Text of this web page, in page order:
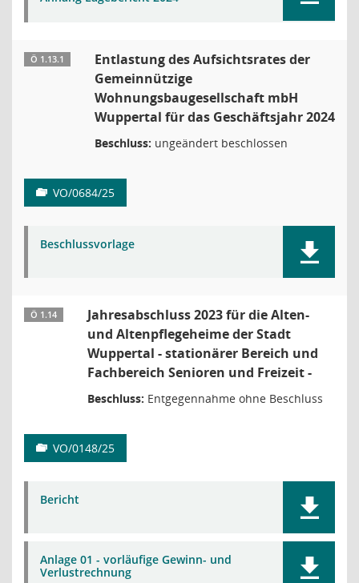
Ö 1.13.1
Entlastung des Aufsichtsrates der
Gemeinnützige
Wohnungsbaugesellschaft mbH
Wuppertal für das Geschäftsjahr 2024
Beschluss: ungeändert beschlossen
VO/0684/25
Beschlussvorlage
Ö 1.14
Jahresabschluss 2023 für die Alten-
und Altenpflegeheime der Stadt
Wuppertal - stationärer Bereich und
Fachbereich Senioren und Freizeit -
Beschluss: Entgegennahme ohne Beschluss
VO/0148/25
Bericht
Anlage 01 - vorläufige Gewinn- und
Verlustrechnung